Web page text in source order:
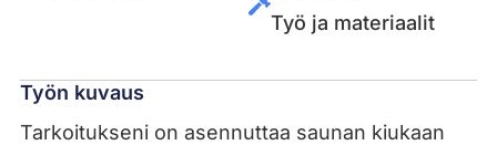
Työ ja materiaalit
Työn kuvaus
Tarkoitukseni on asennuttaa saunan kiukaan